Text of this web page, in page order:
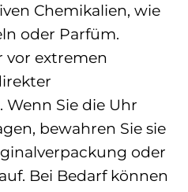
Chemikalien, wie
oder Parfüm.
vor extremen
Sie die Uhr
bewahren Sie sie
oder
Bei Bedarf können